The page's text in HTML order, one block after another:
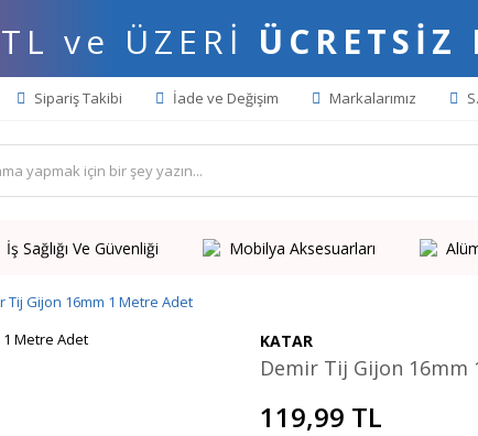
ve ÜZERİ ÜCRETSİZ
Sipariş Takibi İade ve Değişim Markalarımız
İş Sağlığı Ve Güvenliği Mobilya Aksesuarları
Tij Gijon 16mm 1 Metre Adet
KATAR
Demir Tij Gijon 16mm
119,99 TL